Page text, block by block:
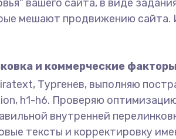
вашего сайта, в виде
мешают продвижению
и коммерческие
Тургенев, выполняю
h1-h6. Проверяю
внутренней
тексты и корректировку